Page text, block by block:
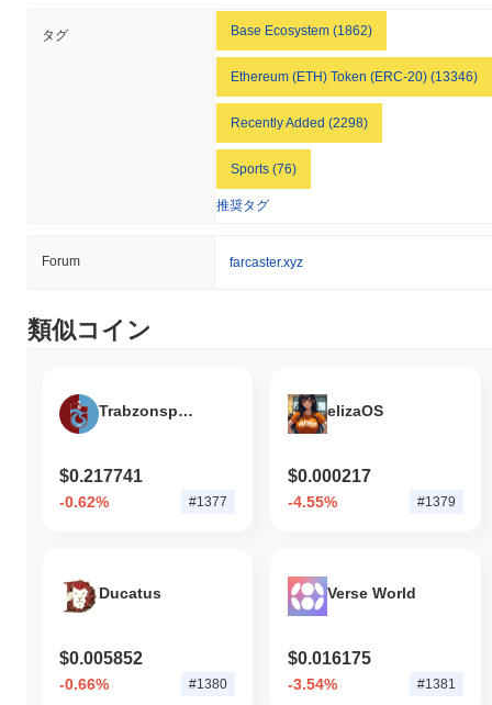
タグ Base Ecosystem (1862)
Ethereum (ETH) Token (ERC-20) (13346)
Recently Added (2298)
Sports (76)
推奨タグ
Forum farcaster.xyz
類似コイン
Trabzonspor Fan Token
$0.217741
-0.62% #1377
elizaOS
$0.000217
-4.55% #1379
Ducatus
$0.005852
-0.66% #1380
Verse World
$0.016175
-3.54% #1381